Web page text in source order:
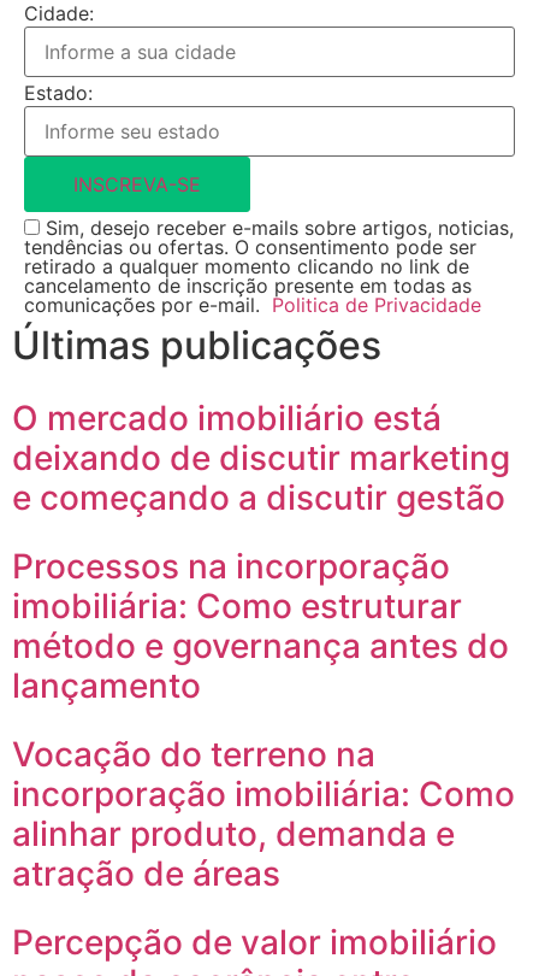
Cidade:
Estado:
INSCREVA-SE
Sim, desejo receber e-mails sobre artigos, noticias,
tendências ou ofertas. O consentimento pode ser
retirado a qualquer momento clicando no link de
cancelamento de inscrição presente em todas as
comunicações por e-mail. Politica de Privacidade
Últimas publicações
O mercado imobiliário está
deixando de discutir marketing
e começando a discutir gestão
Processos na incorporação
imobiliária: Como estruturar
método e governança antes do
lançamento
Vocação do terreno na
incorporação imobiliária: Como
alinhar produto, demanda e
atração de áreas
Percepção de valor imobiliário